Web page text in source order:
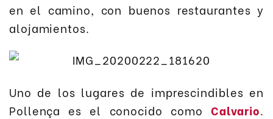
en el camino, con buenos restaurantes y
alojamientos.
Uno de los lugares de imprescindibles en
Pollença es el conocido como Calvario.